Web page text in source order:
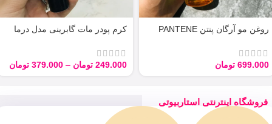
روغن مو آرگان پنتن PANTENE
699.000 تومان
کرم پودر مات گابرینی مدل درما
249.000 تومان –
379.000 تومان
فروشگاه اینترنتی استاربیوتی